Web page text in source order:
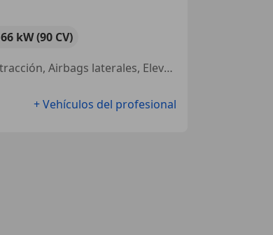
66 kW (90 CV)
Garantia, Retrovisores laterales eléctricos, Bluetooth, Isofix, USB, Control de tracción, Airbags laterales, Elevalunas eléctrico
+ Vehículos del profesional